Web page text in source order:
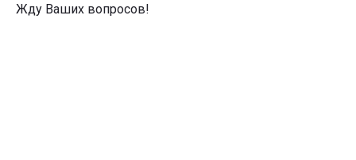
Жду Ваших вопросов!